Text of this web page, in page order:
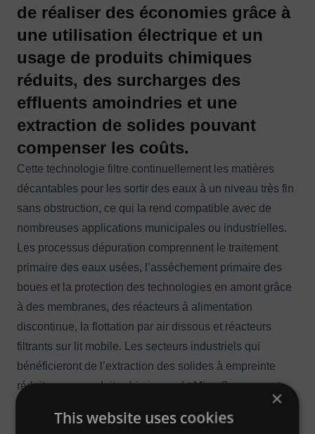
de réaliser des économies grâce à
une utilisation électrique et un
usage de produits chimiques
réduits, des surcharges des
effluents amoindries et une
extraction de solides pouvant
compenser les coûts.
Cette technologie filtre continuellement les matières
décantables pour les sortir des eaux à un niveau très fin
sans obstruction, ce qui la rend compatible avec de
nombreuses applications municipales ou industrielles.
Les processus dépuration comprennent le traitement
primaire des eaux usées, l’assèchement primaire des
boues et la protection des technologies en amont grâce
à des membranes, des réacteurs à alimentation
discontinue, la flottation par air dissous et réacteurs
filtrants sur lit mobile. Les secteurs industriels qui
bénéficieront de l’extraction des solides à empreinte
réduite sans produits chimiques de MicroScreen sont
volailles, légumes, poissonneries), les fromageries, les
×
This website uses cookies